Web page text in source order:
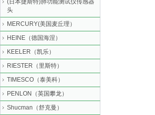
(日本捷斯特)肺功能测试仪传感器
头
MERCURY(美国麦丘理）
HEINE（德国海涅）
KEELER（凯乐）
RIESTER（里斯特）
TIMESCO（泰美科）
PENLON（英国攀龙）
Shucman（舒克曼）